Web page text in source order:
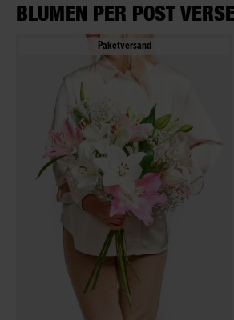
BLUMEN PER POST
Paketversand